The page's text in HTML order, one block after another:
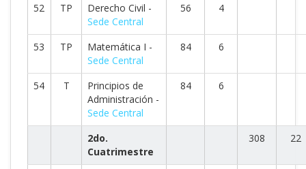
52 TP
Derecho Civil -
Sede Central
56 4
53 TP
Matemática I -
Sede Central
84 6
54 T
Principios de
Administración -
Sede Central
84 6
2do.
Cuatrimestre
308 22